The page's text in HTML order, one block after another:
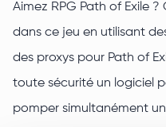
Aimez RPG Path of Exile
dans ce jeu en utilisant
des proxys pour Path of
toute sécurité un logiciel
pomper simultanément